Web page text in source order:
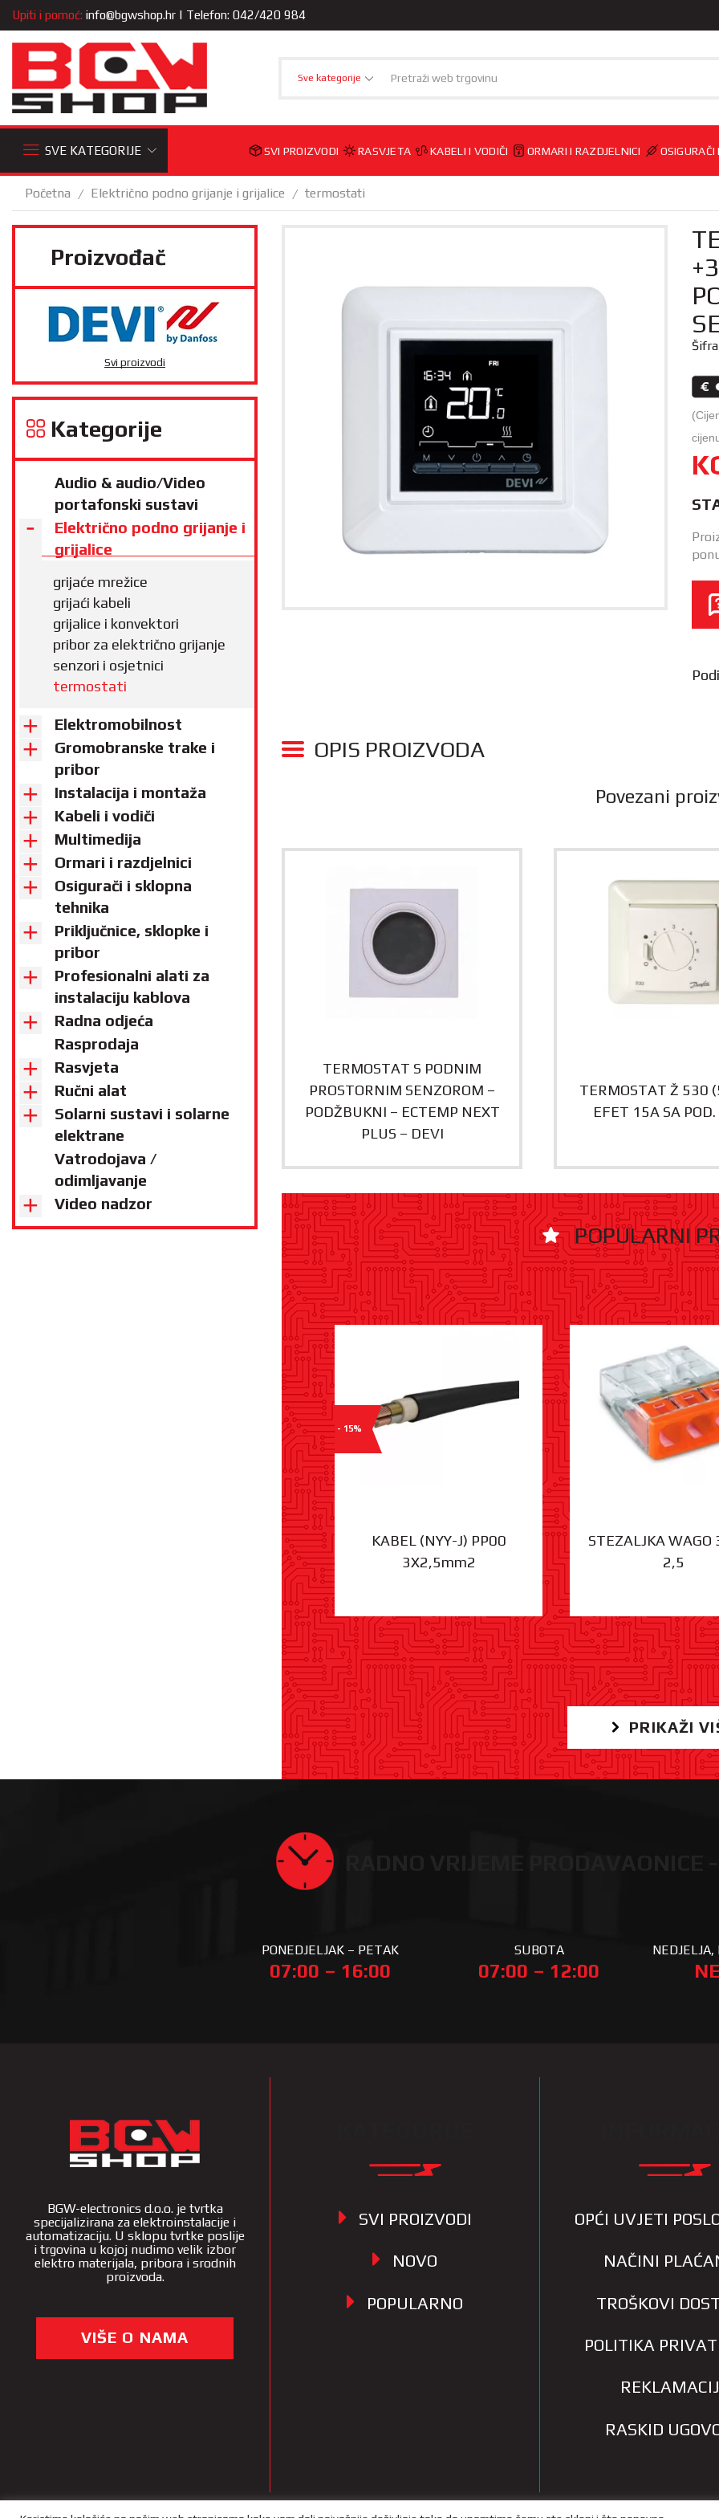
Upiti i pomoć: info@bgwshop.hr | Telefon: 042/420 984
Sve kategorije
SVE KATEGORIJE SVI PROIZVODI RASVJETA KABELI I VODIČI ORMARI I RAZDJELNICI OSIGURAČI
Početna / Električno podno grijanje i grijalice / termostati
Proizvođač
Svi proizvodi
Kategorije
Audio & audio/Video
portafonski sustavi
Električno podno grijanje i
grijalice
grijaće mrežice
grijaći kabeli
grijalice i konvektori
pribor za električno grijanje
senzori i osjetnici
termostati
Elektromobilnost
Gromobranske trake i
pribor
Instalacija i montaža
Kabeli i vodiči
Multimedija
Ormari i razdjelnici
Osigurači i sklopna
tehnika
Priključnice, sklopke i
pribor
Profesionalni alati za
instalaciju kablova
Radna odjeća
Rasprodaja
Rasvjeta
Ručni alat
Solarni sustavi i solarne
elektrane
Vatrodojava /
odimljavanje
Video nadzor
OPIS PROIZVODA
Povezani
TERMOSTAT S PODNIM
PROSTORNIM SENZOROM –
PODŽBUKNI – ECTEMP NEXT
PLUS – DEVI
TERMOSTAT Ž 530
EFET 15A SA
POPULARNI
- 15%
KABEL (NYY-J) PP00
3X2,5mm2
STEZALJKA WAGO
2,5
PRIKAŽI
PONEDJELJAK – PETAK
07:00 – 16:00
SUBOTA
07:00 – 12:00
BGW-electronics d.o.o. je tvrtka
specijalizirana za elektroinstalacije i
automatizaciju. U sklopu tvrtke poslije
i trgovina u kojoj nudimo velik izbor
elektro materijala, pribora i srodnih
proizvoda.
VIŠE O NAMA
SVI PROIZVODI
NOVO
POPULARNO
OPĆI UVJETI
NAČINI
TROŠKOVI
POLITIKA
RASKID